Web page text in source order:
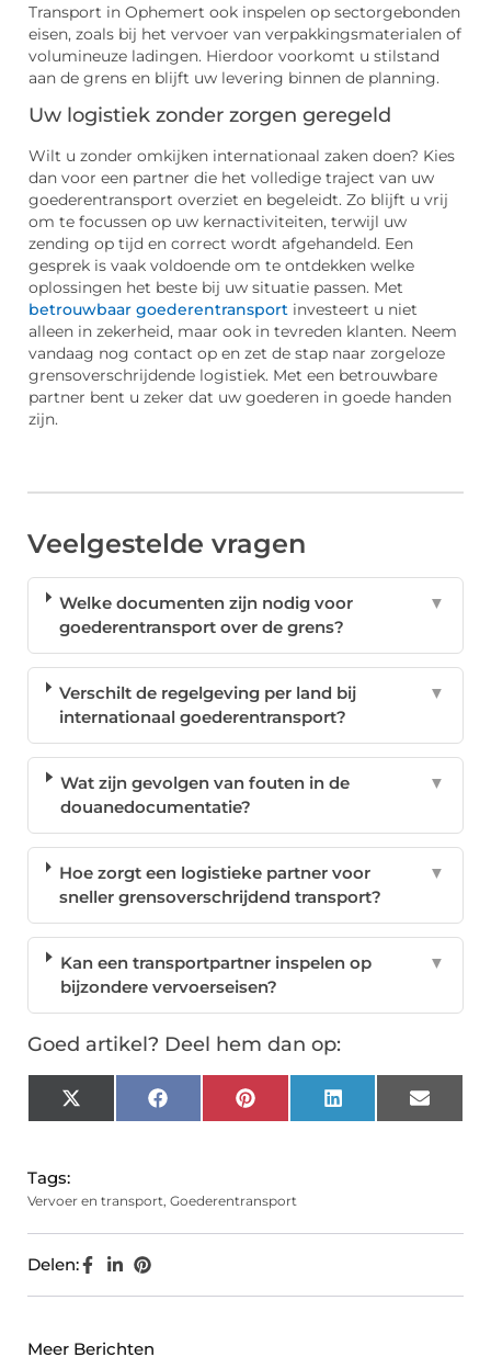
Transport in Ophemert ook inspelen op sectorgebonden
eisen, zoals bij het vervoer van verpakkingsmaterialen of
volumineuze ladingen. Hierdoor voorkomt u stilstand
aan de grens en blijft uw levering binnen de planning.
Uw logistiek zonder zorgen geregeld
Wilt u zonder omkijken internationaal zaken doen? Kies
dan voor een partner die het volledige traject van uw
goederentransport overziet en begeleidt. Zo blijft u vrij
om te focussen op uw kernactiviteiten, terwijl uw
zending op tijd en correct wordt afgehandeld. Een
gesprek is vaak voldoende om te ontdekken welke
oplossingen het beste bij uw situatie passen. Met
betrouwbaar goederentransport investeert u niet
alleen in zekerheid, maar ook in tevreden klanten. Neem
vandaag nog contact op en zet de stap naar zorgeloze
grensoverschrijdende logistiek. Met een betrouwbare
partner bent u zeker dat uw goederen in goede handen
zijn.
Veelgestelde vragen
Welke documenten zijn nodig voor
goederentransport over de grens?
▼
Verschilt de regelgeving per land bij
internationaal goederentransport?
▼
Wat zijn gevolgen van fouten in de
douanedocumentatie?
▼
Hoe zorgt een logistieke partner voor
sneller grensoverschrijdend transport?
▼
Kan een transportpartner inspelen op
bijzondere vervoerseisen?
▼
Goed artikel? Deel hem dan op:
X
(Twitter)
FacebookPinterest LinkedIn Email
Tags:
Vervoer en transport, Goederentransport
Delen:
Meer Berichten